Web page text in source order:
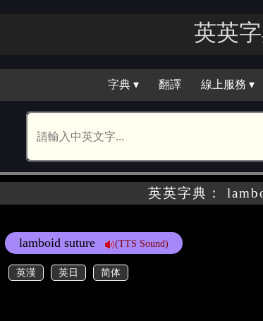
英英
字典 ▾ 翻譯 線上服務 ▾
英英字典：
lamboid suture (TTS Sound)
英漢 英日 简体